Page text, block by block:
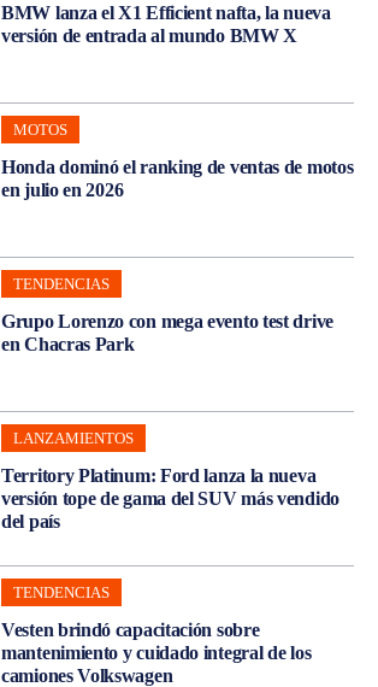
BMW lanza el X1 Efficient nafta, la nueva
versión de entrada al mundo BMW X
MOTOS
Honda dominó el ranking de ventas de motos
en julio en 2026
TENDENCIAS
Grupo Lorenzo con mega evento test drive
en Chacras Park
LANZAMIENTOS
Territory Platinum: Ford lanza la nueva
versión tope de gama del SUV más vendido
del país
TENDENCIAS
Vesten brindó capacitación sobre
mantenimiento y cuidado integral de los
camiones Volkswagen